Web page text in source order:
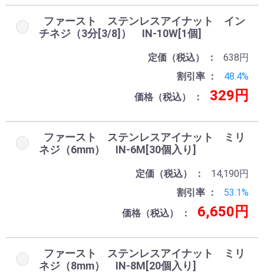
ファースト ステンレスアイナット イン
チネジ（3分[3/8]） IN-10W[1個]
定価（税込）
638円
割引率
48.4%
価格（税込）
329円
ファースト ステンレスアイナット ミリ
ネジ（6mm） IN-6M[30個入り]
定価（税込）
14,190円
割引率
53.1%
価格（税込）
6,650円
ファースト ステンレスアイナット ミリ
ネジ（8mm） IN-8M[20個入り]
カートへ進む